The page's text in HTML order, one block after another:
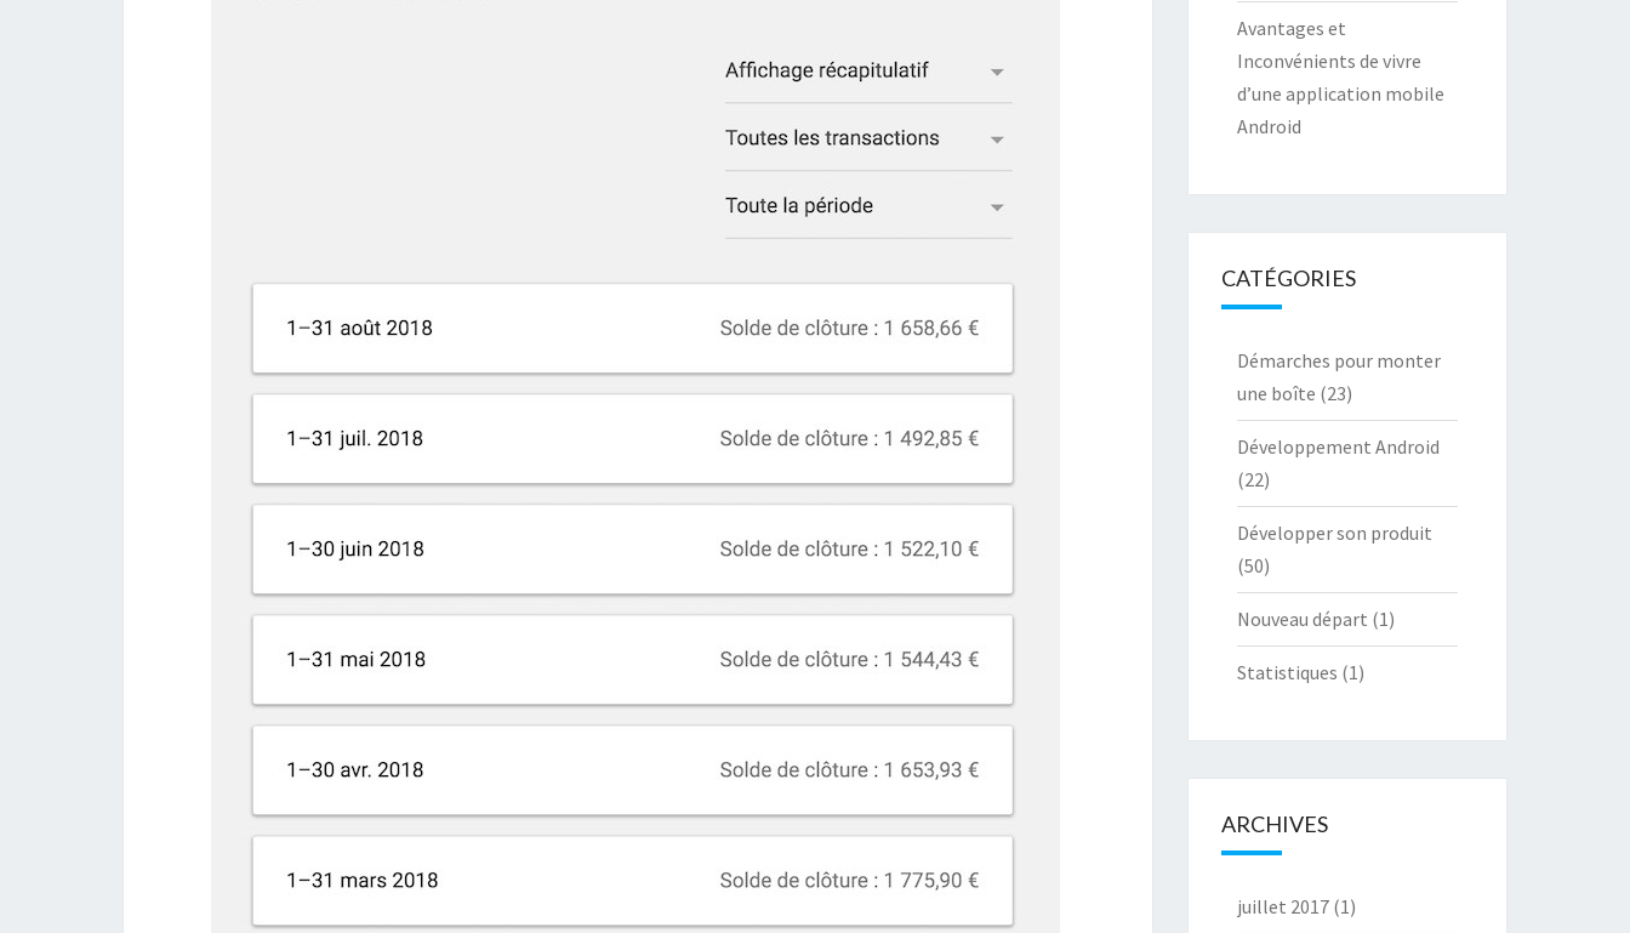
Avantages et
Inconvénients de vivre
d’une application mobile
Android
CATÉGORIES
Démarches pour monter
une boîte (23)
Développement Android
(22)
Développer son produit
(50)
Nouveau départ (1)
Statistiques (1)
ARCHIVES
juillet 2017(1)